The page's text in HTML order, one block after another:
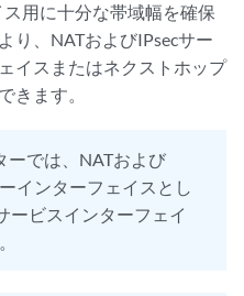
用に十分な帯域幅を確保
り、NATおよびIPsecサー
イスまたはネクストホップ
きます。
ーでは、NATおよび
インターフェイスとし
ービスインターフェイ